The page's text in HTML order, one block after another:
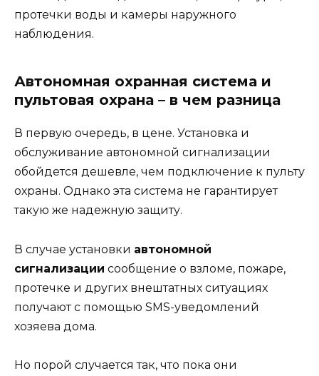
протечки воды и камеры наружного
наблюдения.
Автономная охранная система и
пультовая охрана – в чем разница
В первую очередь, в цене. Установка и
обслуживание автономной сигнализации
обойдется дешевле, чем подключение к пульту
охраны. Однако эта система не гарантирует
такую же надежную защиту.
В случае установки автономной
сигнализации сообщение о взломе, пожаре,
протечке и других внештатных ситуациях
получают с помощью SMS-уведомлений
хозяева дома.
Но порой случается так, что пока они